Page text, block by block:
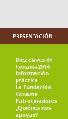
PRESENTACIÓN
Diez claves de
Conama2014
Información
práctica
La Fundación
Conama
Patrocinadores
¿Quiénes nos
apoyan?